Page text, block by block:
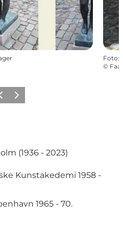
Foto:
©
billede
Næste billede
(1936 - 2023)
Kunstakedemi 1958 -
1965 - 70.